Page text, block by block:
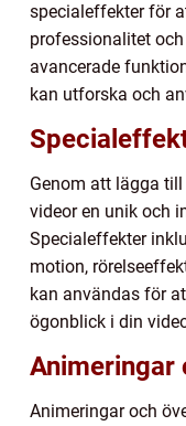
specialeffekter för
professionalitet
avancerade
kan utforska och
Genom att lägga
videor en unik och
Specialeffekter
motion,
kan användas för
ögonblick i din
Animeringar
Animeringar och